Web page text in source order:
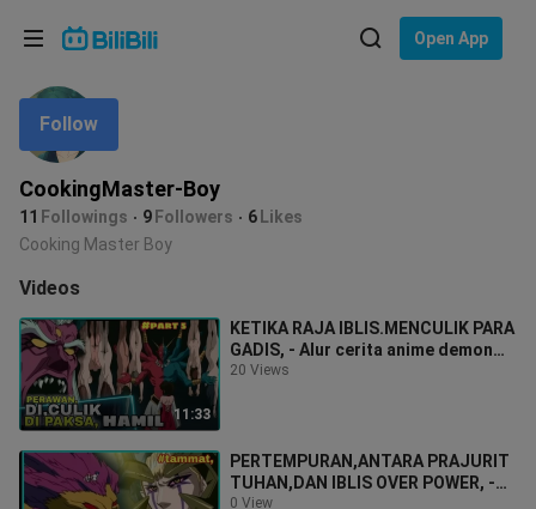
Open App
CookingMaster-Boy
11 Followings 9 Followers 6 Likes
Follow
Cooking Master Boy
Videos
11:33
KETIKA RAJA IBLIS.MENCULIK PARA
GADIS, - Alur cerita anime demon
lord dante part 5
20 Views
PERTEMPURAN,ANTARA PRAJURIT
TUHAN,DAN IBLIS OVER POWER, -
alur cerita demon lord dante.
0 View
Language: English
In
Choose your language
English
ภาษาไทย
Tiếng Việt
Bahasa Indonesia
Bahasa Melayu